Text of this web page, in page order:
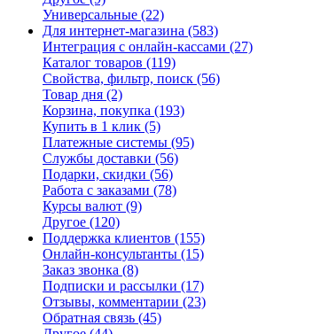
Универсальные (22)
Для интернет-магазина (583)
Интеграция с онлайн-кассами (27)
Каталог товаров (119)
Свойства, фильтр, поиск (56)
Товар дня (2)
Корзина, покупка (193)
Купить в 1 клик (5)
Платежные системы (95)
Службы доставки (56)
Подарки, скидки (56)
Работа с заказами (78)
Курсы валют (9)
Другое (120)
Поддержка клиентов (155)
Онлайн-консультанты (15)
Заказ звонка (8)
Подписки и рассылки (17)
Отзывы, комментарии (23)
Обратная связь (45)